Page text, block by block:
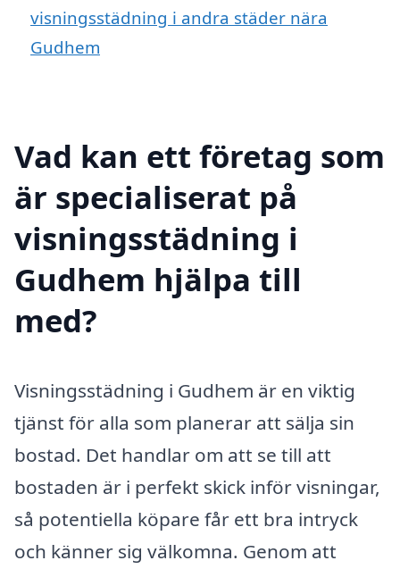
visningsstädning i andra städer nära
Gudhem
Vad kan ett företag som
är specialiserat på
visningsstädning i
Gudhem hjälpa till
med?
Visningsstädning i Gudhem är en viktig
tjänst för alla som planerar att sälja sin
bostad. Det handlar om att se till att
bostaden är i perfekt skick inför visningar,
så potentiella köpare får ett bra intryck
och känner sig välkomna. Genom att